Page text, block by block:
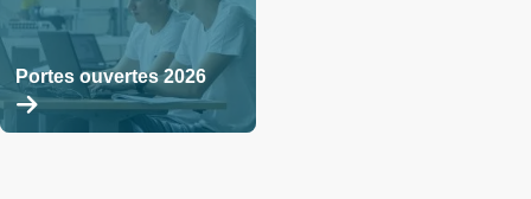
Portes ouvertes 2026
En